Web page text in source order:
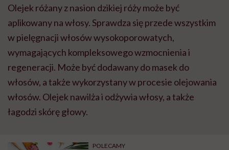
Olejek różany z nasion dzikiej róży może być
aplikowany na włosy. Sprawdza się przede wszystkim
w pielęgnacji włosów wysokoporowatych,
wymagających kompleksowego wzmocnienia i
regeneracji. Może być dodawany do masek do
włosów, a także wykorzystany w procesie olejowania
włosów. Olejek nawilża i odżywia włosy, a także
łagodzi skórę głowy.
POLECAMY